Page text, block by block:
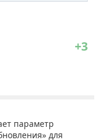
+3
параметр
для